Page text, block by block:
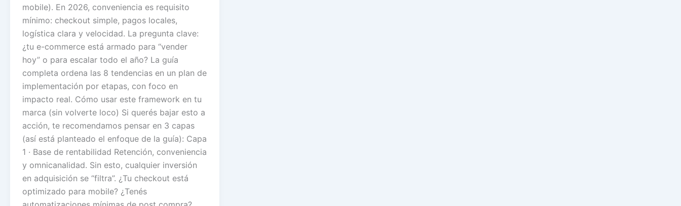
mobile). En 2026, conveniencia es requisito
mínimo: checkout simple, pagos locales,
logística clara y velocidad. La pregunta clave:
¿tu e-commerce está armado para “vender
hoy” o para escalar todo el año? La guía
completa ordena las 8 tendencias en un plan de
implementación por etapas, con foco en
impacto real. Cómo usar este framework en tu
marca (sin volverte loco) Si querés bajar esto a
acción, te recomendamos pensar en 3 capas
(así está planteado el enfoque de la guía): Capa
1 · Base de rentabilidad Retención, conveniencia
y omnicanalidad. Sin esto, cualquier inversión
en adquisición se “filtra”. ¿Tu checkout está
optimizado para mobile? ¿Tenés